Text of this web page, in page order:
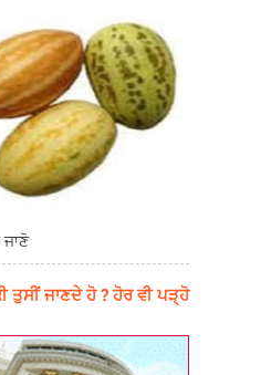
ਜਾਣੋ
ਤੁਸੀਂ ਜਾਣਦੇ ਹੋ ? ਹੋਰ ਵੀ ਪੜ੍ਹੋ